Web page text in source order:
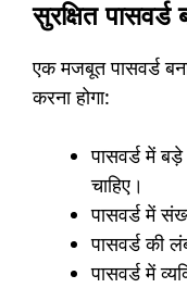
सुरक्षित
एक मजबूत पासवर्ड
करना होगा:
पासवर्ड में
चाहिए।
पासवर्ड में
पासवर्ड की
पासवर्ड में